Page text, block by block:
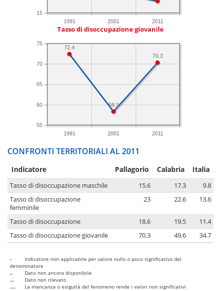
1991 2001 2011
15
Tasso di disoccupazione giovanile
1991 2001 2011
55
60
65
70
75
70.3
58.3
72.4
CONFRONTI TERRITORIALI AL 2011
Indicatore Pallagorio Calabria Italia
Tasso di disoccupazione maschile 15.6 17.3
9.8
Tasso di disoccupazione
femminile
23 22.6 13.6
Tasso di disoccupazione 18.6 19.5
11.4
Tasso di disoccupazione giovanile
70.3 49.6 34.7
-
Indicatore non applicabile per valore nullo o poco significativo del
denominatore
..
Dato non ancora disponibile
...
Dato non rilevato
....
La mancanza o esiguità del fenomeno rende i valori non significativi